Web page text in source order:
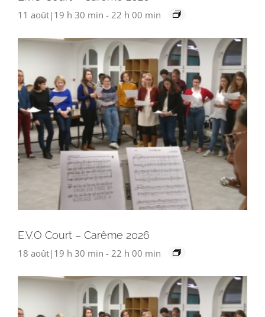
11 août|19 h 30 min - 22 h 00 min
E.V.O Court – Carême 2026
18 août|19 h 30 min - 22 h 00 min